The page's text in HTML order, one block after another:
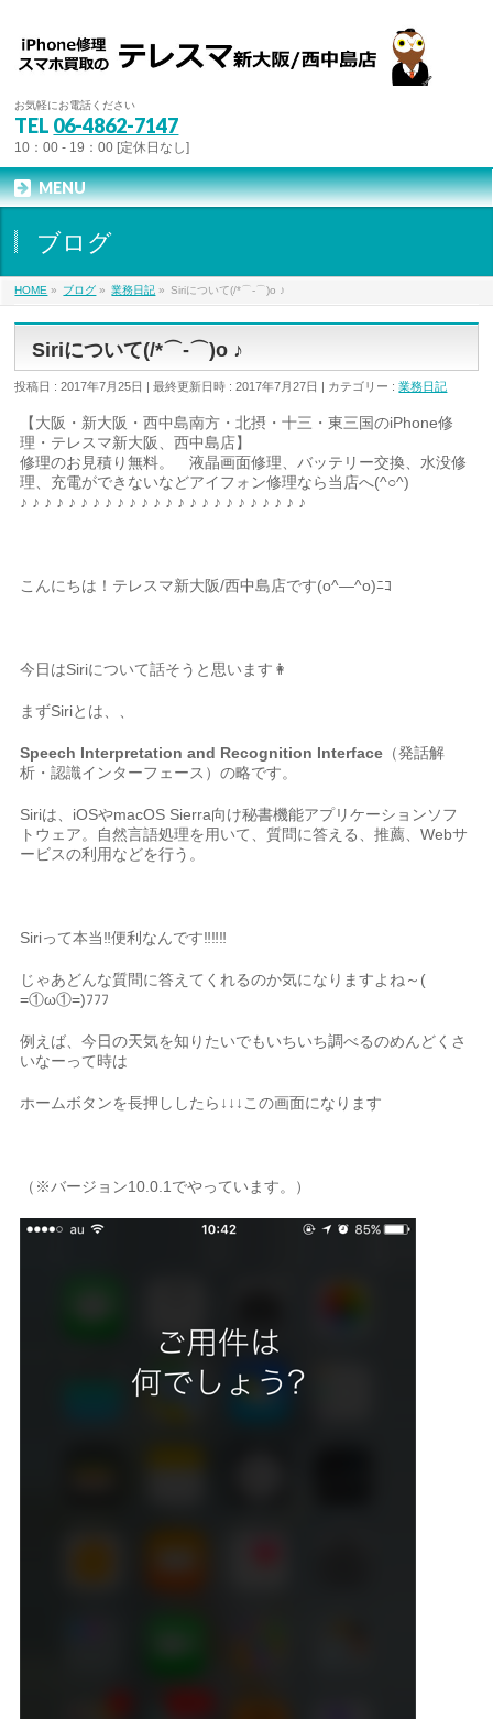
お気軽にお電話ください
TEL 06-4862-7147
10：00 - 19：00 [定休日なし]
MENU
ブログ
HOME » ブログ » 業務日記 » Siriについて(/*⌒-⌒)o ♪
Siriについて(/*⌒-⌒)o ♪
投稿日 : 2017年7月25日 最終更新日時 : 2017年7月27日 カテゴリー :業務日記
【大阪・新大阪・西中島南方・北摂・十三・東三国のiPhone修
理・テレスマ新大阪、西中島店】
修理のお見積り無料。 液晶画面修理、バッテリー交換、水没修
理、充電ができないなどアイフォン修理なら当店へ(^○^)
♪ ♪ ♪ ♪ ♪ ♪ ♪ ♪ ♪ ♪ ♪ ♪ ♪ ♪ ♪ ♪ ♪ ♪ ♪ ♪ ♪ ♪ ♪ ♪
こんにちは！テレスマ新大阪/西中島店です(o^―^o)ﾆｺ
今日はSiriについて話そうと思います👩
まずSiriとは、、
Speech Interpretation and Recognition Interface （発話解
析・認識インターフェース）の略です。
Siriは、iOSやmacOS Sierra向け秘書機能アプリケーションソフ
トウェア。自然言語処理を用いて、質問に答える、推薦、Webサ
ービスの利用などを行う。
Siriって本当‼便利なんです‼‼‼
じゃあどんな質問に答えてくれるのか気になりますよね～(
=①ω①=)ﾌﾌﾌ
例えば、今日の天気を知りたいでもいちいち調べるのめんどくさ
いなーって時は
ホームボタンを長押ししたら↓↓↓この画面になります
（※バージョン10.0.1でやっています。）